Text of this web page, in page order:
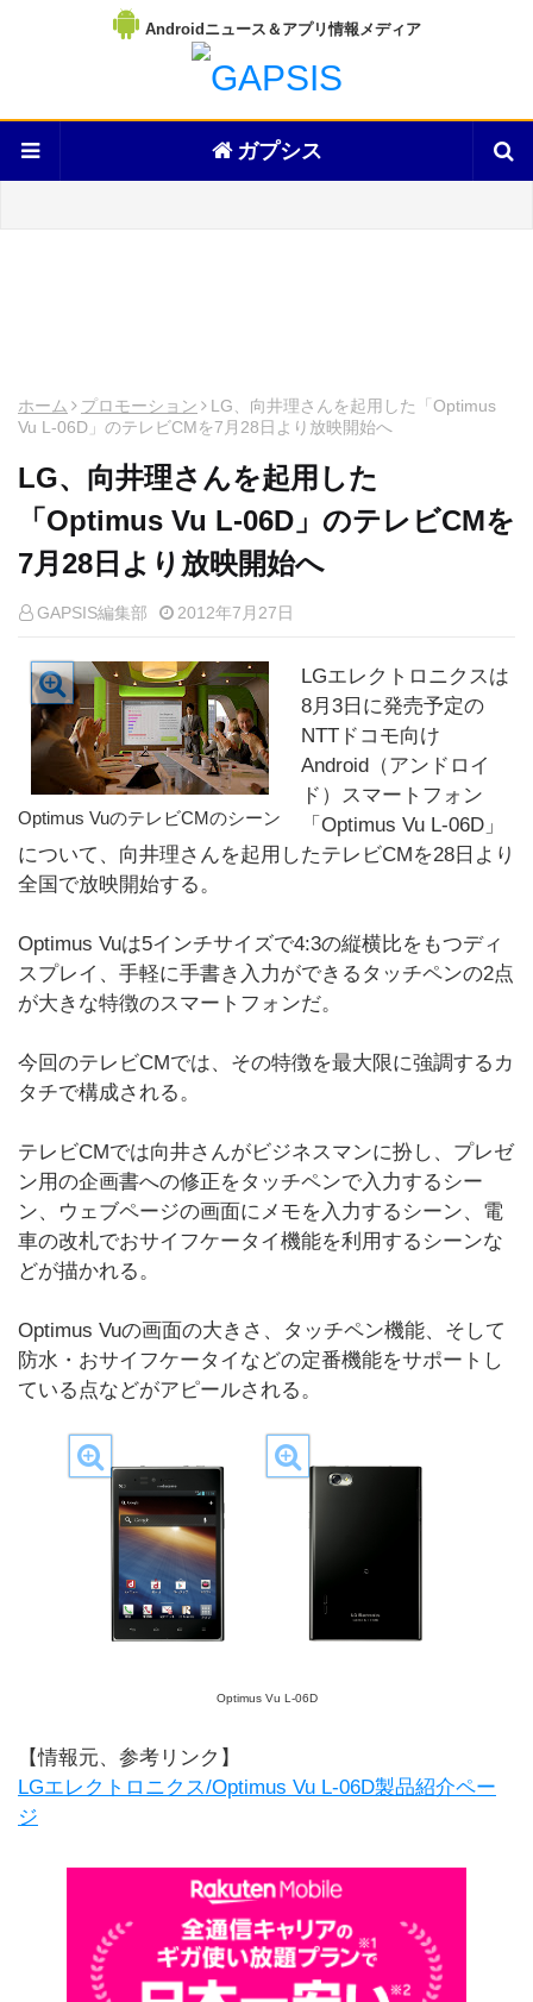
Androidニュース＆アプリ情報メディア
ガプシス
ホーム プロモーション
LG、向井理さんを起用した「Optimus
Vu L-06D」のテレビCMを7月28日より放映開始へ
LG、向井理さんを起用した
「Optimus Vu L-06D」のテレビCMを
7月28日より放映開始へ
GAPSIS編集部 2012年7月27日
Optimus VuのテレビCMのシーン
LGエレクトロニクスは
8月3日に発売予定の
NTTドコモ向け
Android（アンドロイ
ド）スマートフォン
「Optimus Vu L-06D」
について、向井理さんを起用したテレビCMを28日より
全国で放映開始する。
Optimus Vuは5インチサイズで4:3の縦横比をもつディ
スプレイ、手軽に手書き入力ができるタッチペンの2点
が大きな特徴のスマートフォンだ。
今回のテレビCMでは、その特徴を最大限に強調するカ
タチで構成される。
テレビCMでは向井さんがビジネスマンに扮し、プレゼ
ン用の企画書への修正をタッチペンで入力するシー
ン、ウェブページの画面にメモを入力するシーン、電
車の改札でおサイフケータイ機能を利用するシーンな
どが描かれる。
Optimus Vuの画面の大きさ、タッチペン機能、そして
防水・おサイフケータイなどの定番機能をサポートし
ている点などがアピールされる。
Optimus Vu L-06D
【情報元、参考リンク】
LGエレクトロニクス/Optimus Vu L-06D製品紹介ペー
ジ